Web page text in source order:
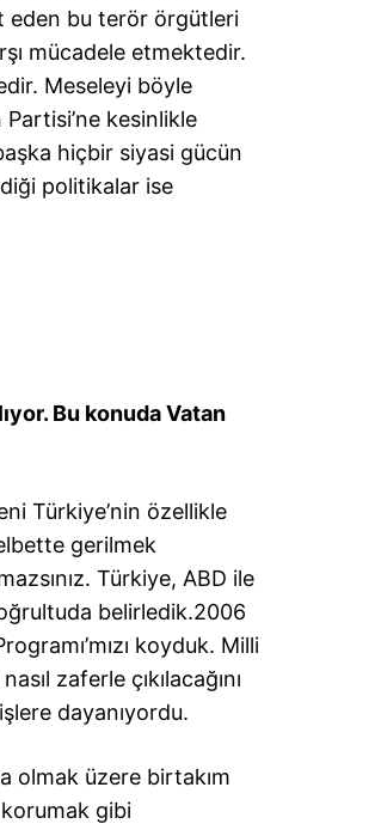
eden bu terör örgütleri
mücadele etmektedir.
Meseleyi böyle
kesinlikle
hiçbir siyasi gücün
politikalar ise
Bu konuda Vatan
Türkiye’nin özellikle
gerilmek
Türkiye, ABD ile
belirledik.2006
koyduk. Milli
zaferle çıkılacağını
dayanıyordu.
olmak üzere birtakım
korumak gibi